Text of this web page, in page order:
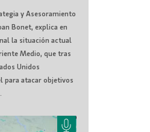
y Asesoramiento
Bonet, explica en
la situación actual
Medio, que tras
Unidos
para atacar objetivos